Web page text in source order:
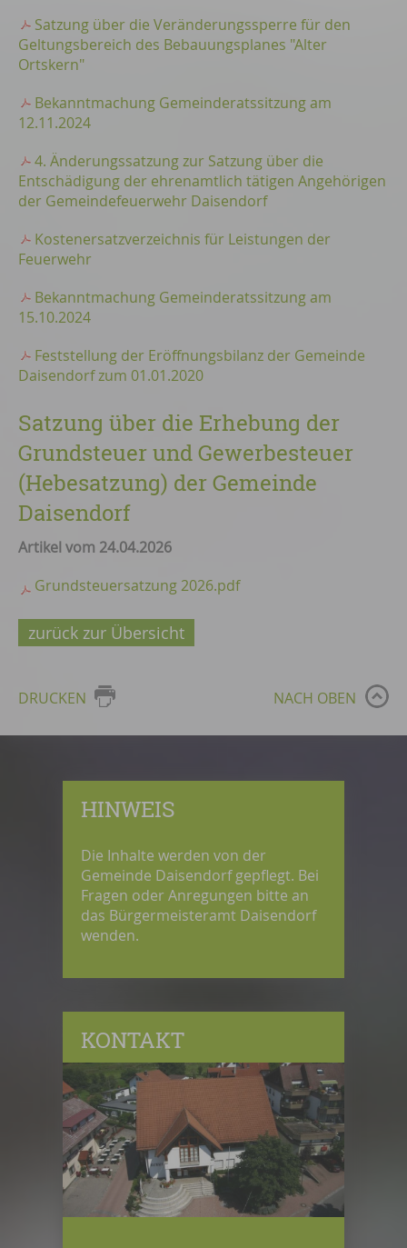
Satzung über die Veränderungssperre für den
Geltungsbereich des Bebauungsplanes "Alter
Ortskern"
Bekanntmachung Gemeinderatssitzung am
12.11.2024
4. Änderungssatzung zur Satzung über die
Entschädigung der ehrenamtlich tätigen Angehörigen
der Gemeindefeuerwehr Daisendorf
Kostenersatzverzeichnis für Leistungen der
Feuerwehr
Bekanntmachung Gemeinderatssitzung am
15.10.2024
Feststellung der Eröffnungsbilanz der Gemeinde
Daisendorf zum 01.01.2020
Satzung über die Erhebung der
Grundsteuer und Gewerbesteuer
(Hebesatzung) der Gemeinde
Daisendorf
Artikel vom 24.04.2026
Grundsteuersatzung 2026.pdf
zurück zur Übersicht
DRUCKEN NACH OBEN
HINWEIS
Die Inhalte werden von der
Gemeinde Daisendorf gepflegt. Bei
Fragen oder Anregungen bitte an
das Bürgermeisteramt Daisendorf
wenden.
KONTAKT